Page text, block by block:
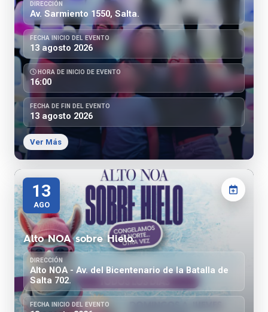
DIRECCIÓN
Av. Sarmiento 1550, Salta.
FECHA INICIO DEL EVENTO
13 agosto 2026
HORA DE INICIO DE EVENTO
16:00
FECHA DE FIN DEL EVENTO
13 agosto 2026
Ver Más
13
AGO
Alto NOA sobre Hielo.
DIRECCIÓN
Alto NOA - Av. del Bicentenario de la Batalla de
Salta 702.
FECHA INICIO DEL EVENTO